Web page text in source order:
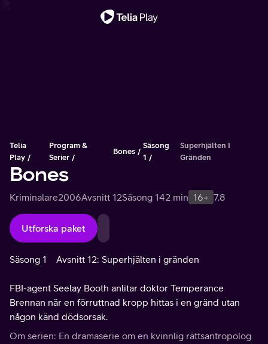
Telia
Play
Program &
Serier
Bones
Säsong
1
Superhjälten I
Gränden
Bones
Kriminalare2006Avsnitt 12Säsong 142 min 16+ 7.8
Utforska paket
Säsong 1 Avsnitt 12: Superhjälten i gränden
FBI-agent Seelay Booth anlitar doktor Temperance
Brennan när en förruttnad kropp hittas i en gränd utan
någon känd dödsorsak.
Om serien: En dramaserie om en kvinnlig rättsantropolog